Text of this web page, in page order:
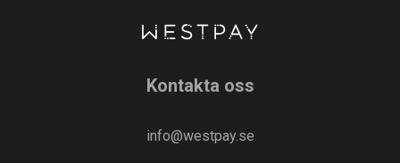
Kontakta oss
info@westpay.se